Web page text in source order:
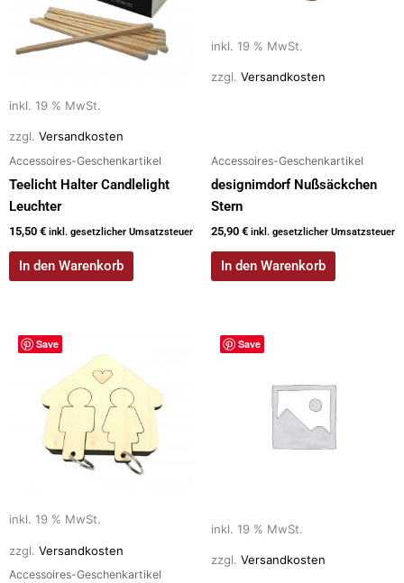
inkl. 19 % MwSt.
zzgl. Versandkosten
Accessoires-Geschenkartikel
Teelicht Halter Candlelight
Leuchter
15,50 € inkl. gesetzlicher Umsatzsteuer
In den Warenkorb
inkl. 19 % MwSt.
zzgl. Versandkosten
Accessoires-Geschenkartikel
designimdorf Nußsäckchen
Stern
25,90 € inkl. gesetzlicher Umsatzsteuer
In den Warenkorb
Save
inkl. 19 % MwSt.
zzgl. Versandkosten
Accessoires-Geschenkartikel
Save
inkl. 19 % MwSt.
zzgl. Versandkosten